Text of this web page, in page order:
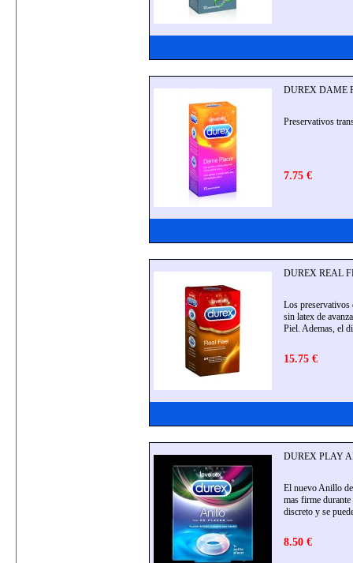
DUREX DAME
Preservativos
7.75 €
DUREX REAL
Los preservativos
sin latex de
Piel. Ademas, el
15.75 €
DUREX PLAY
El nuevo Anillo
mas firme
discreto y se
8.50 €